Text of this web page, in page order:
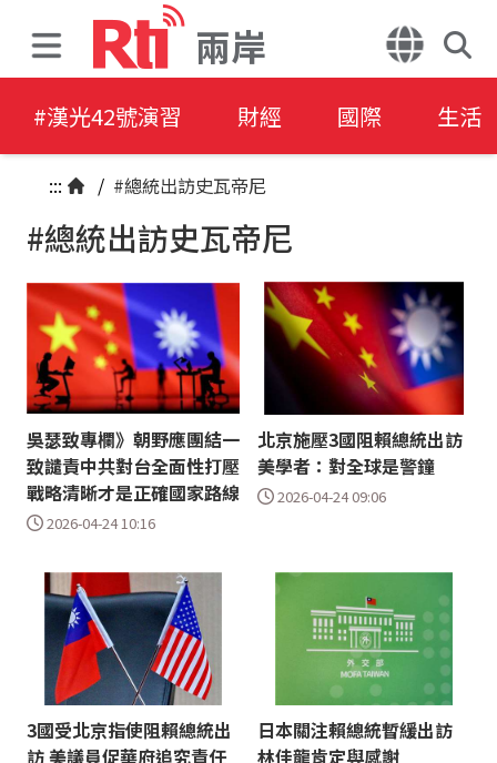
兩岸
#漢光42號演習 財經 國際 生活
::: / #總統出訪史瓦帝尼
#總統出訪史瓦帝尼
吳瑟致專欄》朝野應團結一
致譴責中共對台全面性打壓
戰略清晰才是正確國家路線
2026-04-24 10:16
北京施壓3國阻賴總統出訪
美學者：對全球是警鐘
2026-04-24 09:06
3國受北京指使阻賴總統出
訪 美議員促華府追究責任
日本關注賴總統暫緩出訪
林佳龍肯定與感謝